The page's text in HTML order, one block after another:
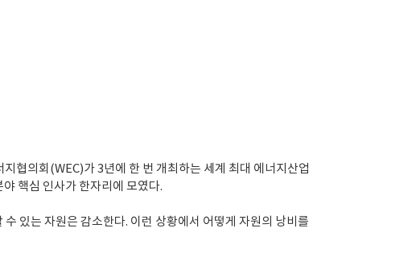
협의회(WEC)가 3년에 한 번 개최하는 세계 최대 에너지산업
핵심 인사가 한자리에 모였다.
있는 자원은 감소한다. 이런 상황에서 어떻게 자원의 낭비를